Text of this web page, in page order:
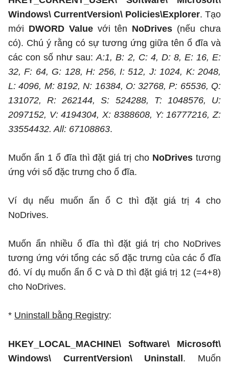
Windows\ CurrentVersion\ Policies\Explorer. Tạo
mới DWORD Valuevới tên NoDrives (nếu chưa
có). Chú ý rằng có sự tương ứng giữa tên ổ đĩa và
các con số như sau:A:1, B: 2, C: 4, D: 8, E: 16, E:
32, F: 64, G: 128, H: 256, I: 512, J: 1024, K: 2048,
L: 4096, M: 8192, N: 16384, O: 32768, P: 65536, Q:
131072, R: 262144, S: 524288, T: 1048576, U:
2097152, V: 4194304, X: 8388608, Y: 16777216, Z:
33554432. All: 67108863.
Muốn ẩn 1 ổ đĩa thì đặt giá trị cho NoDrives tương
ứng với số đặc trưng cho ổ đĩa.
Ví dụ nếu muốn ẩn ổ C thì đặt giá trị 4 cho
NoDrives.
Muốn ẩn nhiều ổ đĩa thì đặt giá trị cho NoDrives
tương ứng với tổng các số đặc trưng của các ổ đĩa
đó. Ví dụ muốn ẩn ổ C và D thì đặt giá trị 12 (=4+8)
cho NoDrives.
* Uninstall bằng Registry:
HKEY_LOCAL_MACHINE\ Software\ Microsoft\
Windows\ CurrentVersion\ Uninstall . Muốn